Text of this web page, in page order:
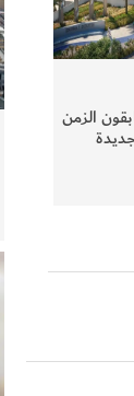
الزمن